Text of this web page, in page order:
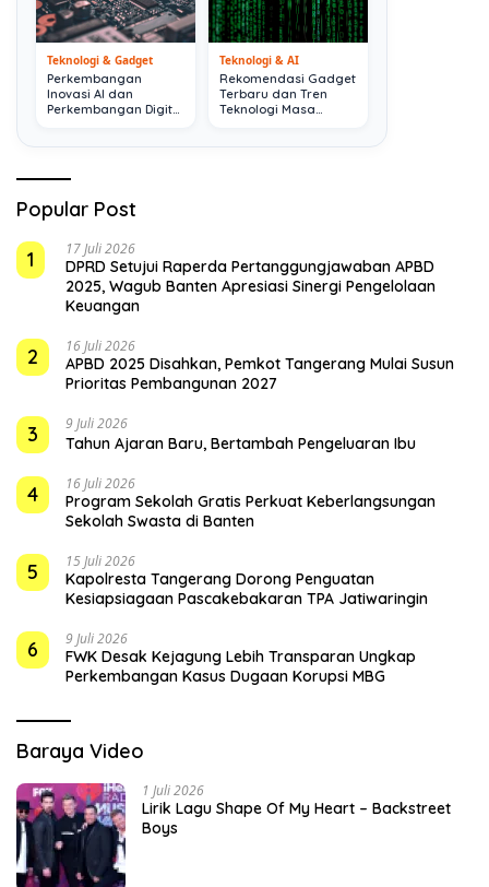
Teknologi & Gadget
Perkembangan
Inovasi AI dan
Perkembangan Digital
Teknologi & AI
Rekomendasi Gadget
Terbaru dan Tren
Teknologi Masa
Popular Post
1
17 Juli 2026
DPRD Setujui Raperda Pertanggungjawaban APBD
2025, Wagub Banten Apresiasi Sinergi Pengelolaan
Keuangan
2 16 Juli 2026
APBD 2025 Disahkan, Pemkot Tangerang Mulai Susun
Prioritas Pembangunan 2027
3 9 Juli 2026
Tahun Ajaran Baru, Bertambah Pengeluaran Ibu
4 16 Juli 2026
Program Sekolah Gratis Perkuat Keberlangsungan
Sekolah Swasta di Banten
5 15 Juli 2026
Kapolresta Tangerang Dorong Penguatan
Kesiapsiagaan Pascakebakaran TPA Jatiwaringin
6 9 Juli 2026
FWK Desak Kejagung Lebih Transparan Ungkap
Perkembangan Kasus Dugaan Korupsi MBG
Baraya Video
1 Juli 2026
Lirik Lagu Shape Of My Heart – Backstreet
Boys